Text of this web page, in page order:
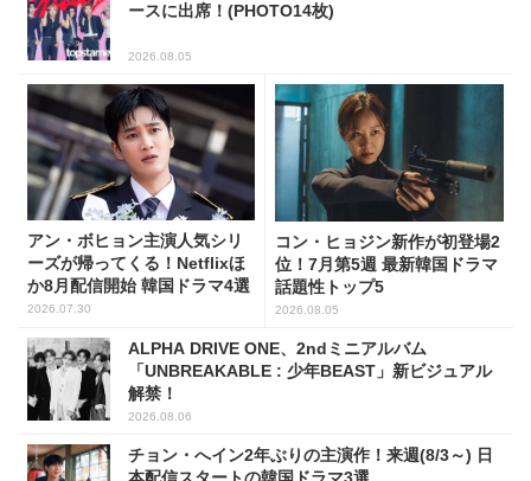
ースに出席！(PHOTO14枚)
2026.08.05
アン・ボヒョン主演人気シリ
ーズが帰ってくる！Netflixほ
か8月配信開始 韓国ドラマ4選
2026.07.30
コン・ヒョジン新作が初登場2
位！7月第5週 最新韓国ドラマ
話題性トップ5
2026.08.05
ALPHA DRIVE ONE、2ndミニアルバム
「UNBREAKABLE : 少年BEAST」新ビジュアル
解禁！
2026.08.06
チョン・へイン2年ぶりの主演作！来週(8/3～) 日